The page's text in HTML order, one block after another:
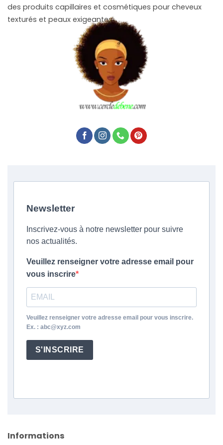
des produits capillaires et cosmétiques pour cheveux
texturés et peaux exigeantes.
Informations
Newsletter
Inscrivez-vous à notre newsletter pour suivre
nos actualités.
Veuillez renseigner votre adresse email pour
vous inscrire
Veuillez renseigner votre adresse email pour vous inscrire.
Ex. : abc@xyz.com
S'INSCRIRE